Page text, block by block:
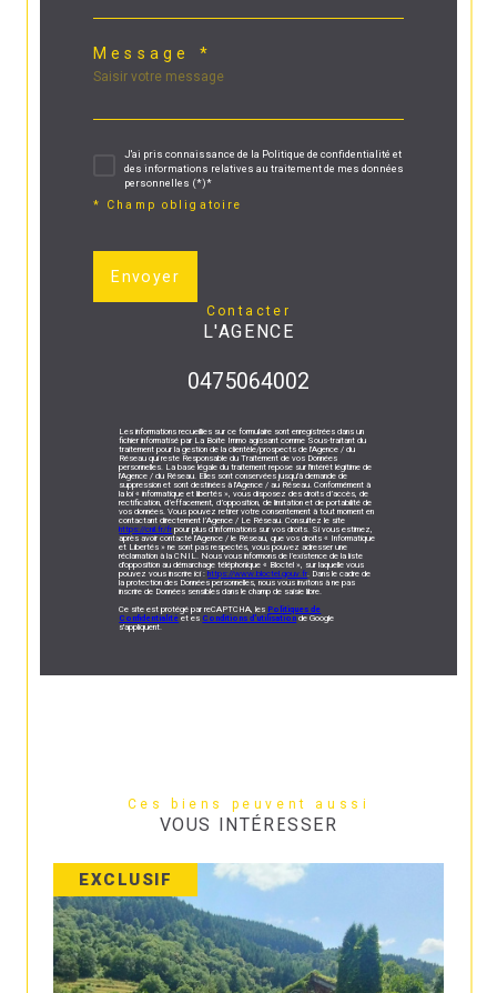
Message *
J'ai pris connaissance de la Politique de confidentialité et
des informations relatives au traitement de mes données
personnelles (*)*
* Champ obligatoire
Envoyer
contacter
L'AGENCE
0475064002
Les informations recueillies sur ce formulaire sont enregistrées dans un
fichier informatisé par La Boite Immo agissant comme Sous-traitant du
traitement pour la gestion de la clientèle/prospects de l'Agence / du
Réseau qui reste Responsable du Traitement de vos Données
personnelles. La base légale du traitement repose sur l'intérêt légitime de
l'Agence / du Réseau. Elles sont conservées jusqu'à demande de
suppression et sont destinées à l'Agence / au Réseau. Conformément à
la loi « informatique et libertés », vous disposez des droits d’accès, de
rectification, d’effacement, d’opposition, de limitation et de portabilité de
vos données. Vous pouvez retirer votre consentement à tout moment en
contactant directement l’Agence / Le Réseau. Consultez le site
https://cnil.fr/fr pour plus d’informations sur vos droits. Si vous estimez,
après avoir contacté l'Agence / le Réseau, que vos droits « Informatique
et Libertés » ne sont pas respectés, vous pouvez adresser une
réclamation à la CNIL. Nous vous informons de l’existence de la liste
d'opposition au démarchage téléphonique « Bloctel », sur laquelle vous
pouvez vous inscrire ici :https://www.bloctel.gouv.fr. Dans le cadre de
la protection des Données personnelles, nous vous invitons à ne pas
inscrire de Données sensibles dans le champ de saisie libre.
Ce site est protégé par reCAPTCHA, les Politiques de
Confidentialité et es Conditions d'utilisation de Google
s'appliquent.
Ces biens peuvent aussi
VOUS INTÉRESSER
EXCLUSIF